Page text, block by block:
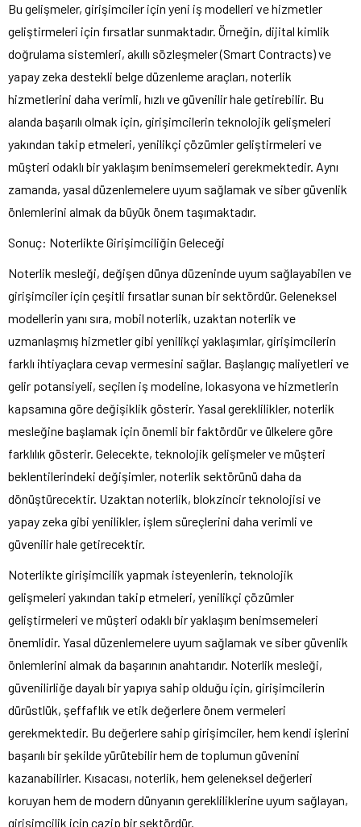
Bu gelişmeler, girişimciler için yeni iş modelleri ve hizmetler
geliştirmeleri için fırsatlar sunmaktadır. Örneğin, dijital kimlik
doğrulama sistemleri, akıllı sözleşmeler (Smart Contracts) ve
yapay zeka destekli belge düzenleme araçları, noterlik
hizmetlerini daha verimli, hızlı ve güvenilir hale getirebilir. Bu
alanda başarılı olmak için, girişimcilerin teknolojik gelişmeleri
yakından takip etmeleri, yenilikçi çözümler geliştirmeleri ve
müşteri odaklı bir yaklaşım benimsemeleri gerekmektedir. Aynı
zamanda, yasal düzenlemelere uyum sağlamak ve siber güvenlik
önlemlerini almak da büyük önem taşımaktadır.
Sonuç: Noterlikte Girişimciliğin Geleceği
Noterlik mesleği, değişen dünya düzeninde uyum sağlayabilen ve
girişimciler için çeşitli fırsatlar sunan bir sektördür. Geleneksel
modellerin yanı sıra, mobil noterlik, uzaktan noterlik ve
uzmanlaşmış hizmetler gibi yenilikçi yaklaşımlar, girişimcilerin
farklı ihtiyaçlara cevap vermesini sağlar. Başlangıç maliyetleri ve
gelir potansiyeli, seçilen iş modeline, lokasyona ve hizmetlerin
kapsamına göre değişiklik gösterir. Yasal gereklilikler, noterlik
mesleğine başlamak için önemli bir faktördür ve ülkelere göre
farklılık gösterir. Gelecekte, teknolojik gelişmeler ve müşteri
beklentilerindeki değişimler, noterlik sektörünü daha da
dönüştürecektir. Uzaktan noterlik, blokzincir teknolojisi ve
yapay zeka gibi yenilikler, işlem süreçlerini daha verimli ve
güvenilir hale getirecektir.
Noterlikte girişimcilik yapmak isteyenlerin, teknolojik
gelişmeleri yakından takip etmeleri, yenilikçi çözümler
geliştirmeleri ve müşteri odaklı bir yaklaşım benimsemeleri
önemlidir. Yasal düzenlemelere uyum sağlamak ve siber güvenlik
önlemlerini almak da başarının anahtarıdır. Noterlik mesleği,
güvenilirliğe dayalı bir yapıya sahip olduğu için, girişimcilerin
dürüstlük, şeffaflık ve etik değerlere önem vermeleri
gerekmektedir. Bu değerlere sahip girişimciler, hem kendi işlerini
başarılı bir şekilde yürütebilir hem de toplumun güvenini
kazanabilirler. Kısacası, noterlik, hem geleneksel değerleri
koruyan hem de modern dünyanın gerekliliklerine uyum sağlayan,
girişimcilik için cazip bir sektördür.